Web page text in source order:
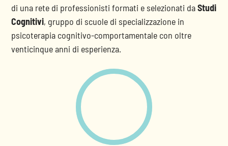
di una rete di professionisti formati e selezionati daStudi
Cognitivi, gruppo di scuole di specializzazione in
psicoterapia cognitivo-comportamentale con oltre
venticinque anni di esperienza.